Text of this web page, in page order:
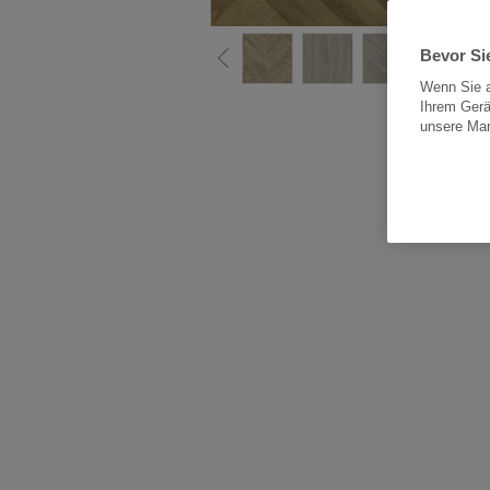
Alle
Bevor
Wenn Sie
Ihrem
unsere